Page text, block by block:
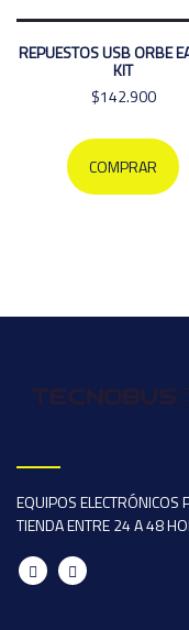
REPUESTOS USB ORBE
KIT
$142.900
COMPRAR
EQUIPOS ELECTRÓNICOS
TIENDA ENTRE 24 A 48